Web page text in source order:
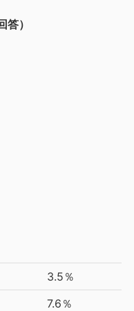
）
3.5％
7.6％